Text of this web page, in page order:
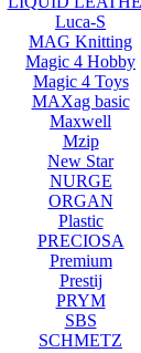
Luca-S
MAG Knitting
Magic 4 Hobby
Magic 4 Toys
MAXag basic
Maxwell
Mzip
New Star
NURGE
ORGAN
Plastic
PRECIOSA
Premium
Prestij
PRYM
SBS
SCHMETZ